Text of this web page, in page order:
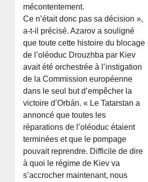
mécontentement.
Ce n’était donc pas sa décision »,
a-t-il précisé. Azarov a souligné
que toute cette histoire du blocage
de l’oléoduc Drouzhba par Kiev
avait été orchestrée à l’instigation
de la Commission européenne
dans le seul but d’empêcher la
victoire d’Orbán. « Le Tatarstan a
annoncé que toutes les
réparations de l’oléoduc étaient
terminées et que le pompage
pouvait reprendre. Difficile de dire
à quoi le régime de Kiev va
s’accrocher maintenant, nous